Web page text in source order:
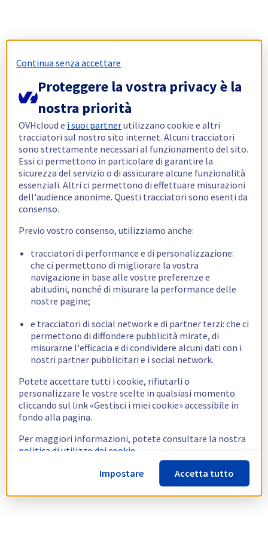
Continua senza accettare
Proteggere la vostra privacy è la
nostra priorità
OVHcloud e i suoi partnerutilizzano cookie e altri
tracciatori sul nostro sito internet. Alcuni tracciatori
sono strettamente necessari al funzionamento del sito.
Essi ci permettono in particolare di garantire la
sicurezza del servizio o di assicurare alcune funzionalità
essenziali. Altri ci permettono di effettuare misurazioni
dell'audience anonime. Questi tracciatori sono esenti da
consenso.
Previo vostro consenso, utilizziamo anche:
tracciatori di performance e di personalizzazione:
che ci permettono di migliorare la vostra
navigazione in base alle vostre preferenze e
abitudini, nonché di misurare la performance delle
nostre pagine;
e tracciatori di social network e di partner terzi: che ci
permettono di diffondere pubblicità mirate, di
misurarne l'efficacia e di condividere alcuni dati con i
nostri partner pubblicitari e i social network.
Potete accettare tutti i cookie, rifiutarli o
personalizzare le vostre scelte in qualsiasi momento
cliccando sul link «Gestisci i miei cookie» accessibile in
fondo alla pagina.
Per maggiori informazioni, potete consultare la nostra
politica di utilizzo dei cookie.
Impostare
Accetta tutto